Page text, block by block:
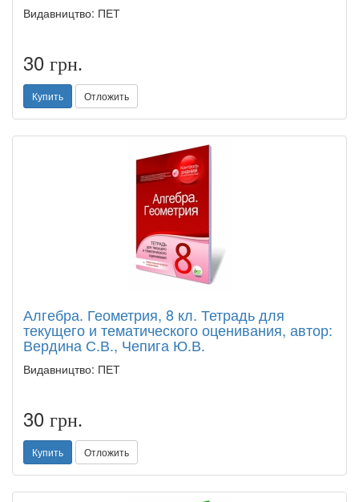
Видавництво: ПЕТ
30 грн.
Купить Отложить
Алгебра. Геометрия, 8 кл. Тетрадь для
текущего и тематического оценивания, автор:
Вердина С.В., Чепига Ю.В.
Видавництво: ПЕТ
30 грн.
Купить Отложить